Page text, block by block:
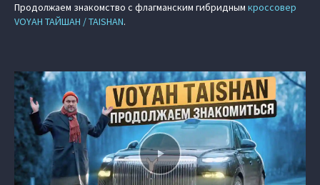
Продолжаем знакомство с флагманским гибридным кроссовер
VOYAH ТАЙШАН / TAISHAN.